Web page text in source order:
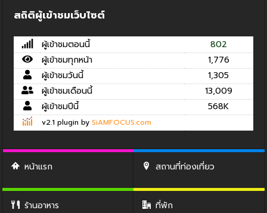
สถิติผู้เข้าชมเว็บไซต์
ผู้เข้าชมตอนนี้
802
ผู้เข้าชมทุกหน้า
1,776
ผู้เข้าชมวันนี้
1,305
ผู้เข้าชมเดือนนี้
13,009
ผู้เข้าชมปีนี้
568K
v2.1 plugin by SiAMFOCUS.com
หน้าแรก สถานที่ท่องเที่ยว
ร้านอาหาร ที่พัก